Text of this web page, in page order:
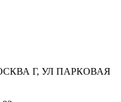
МОСКВА Г, УЛ ПАРКОВАЯ